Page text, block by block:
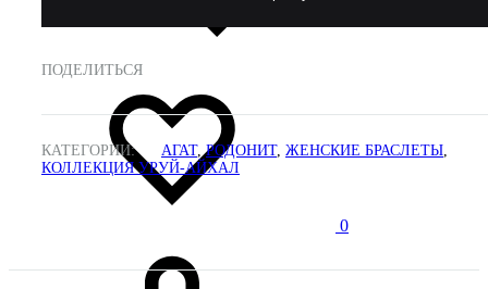
0
ПОДЕЛИТЬСЯ
КАТЕГОРИИ: АГАТ,РОДОНИТ, ЖЕНСКИЕ БРАСЛЕТЫ
КОЛЛЕКЦИЯ УРУЙ-АЙХАЛ